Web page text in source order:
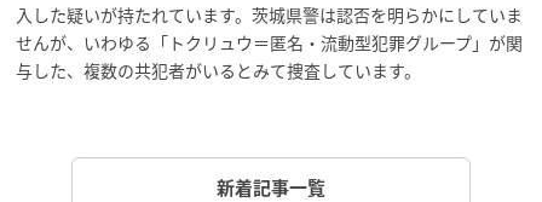
入した疑いが持たれています。茨城県警は認否を明らかにしていま
せんが、いわゆる「トクリュウ＝匿名・流動型犯罪グループ」が関
与した、複数の共犯者がいるとみて捜査しています。
新着記事一覧